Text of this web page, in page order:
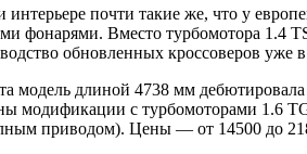
почти такие же, что у
фонарями. Вместо турбомотора 1.4
обновленных кроссоверов уже в
модель длиной 4738 мм
модификации с турбомоторами 1.6
приводом). Цены — от 14500 до